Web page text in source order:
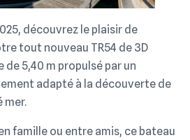
découvrez le plaisir de
tout nouveau TR54 de 3D
de 5,40 m propulsé par un
adapté à la découverte de
mer.
famille ou entre amis, ce bateau